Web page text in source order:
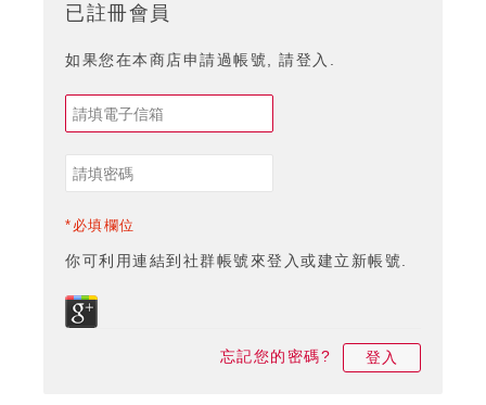
已註冊會員
如果您在本商店申請過帳號, 請登入.
*必填欄位
你可利用連結到社群帳號來登入或建立新帳號.
忘記您的密碼? 登入